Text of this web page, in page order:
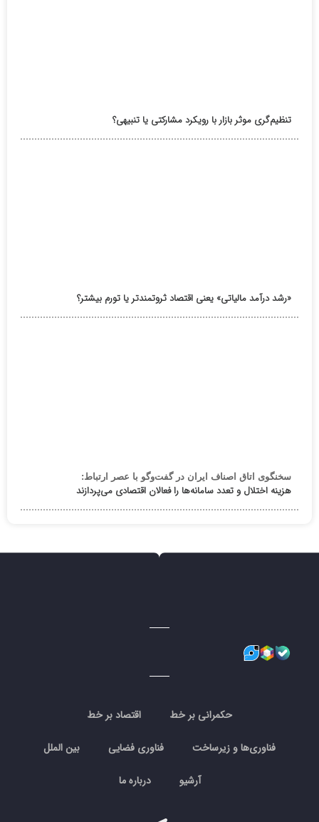
تنظیم‌گری موثر بازار با رویکرد مشارکتی یا تنبیهی؟
«رشد درآمد مالیاتی» یعنی اقتصاد ثروتمندتر یا تورم بیشتر؟
سخنگوی اتاق اصناف ایران در گفت‌وگو با عصر ارتباط:
هزینه اختلال و تعدد سامانه‌ها را فعالان اقتصادی می‌پردازند
حکمرانی بر خط اقتصاد بر خط
فناوری‌ها و زیرساخت فناوری فضایی بین الملل
آرشیو درباره ما